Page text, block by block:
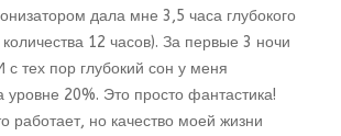
дала мне 3,5 часа глубокого
12 часов). За первые 3 ночи
с тех пор глубокий сон у меня
уровне 20%. Это просто фантастика!
работает, но качество моей жизни